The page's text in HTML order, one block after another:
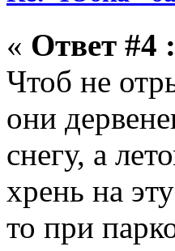
« Ответ #4 :
Чтоб не
они
снегу, а
хрень на
то при